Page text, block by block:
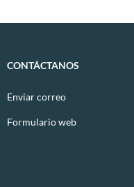
CONTÁCTANOS
Enviar correo
Formulario web